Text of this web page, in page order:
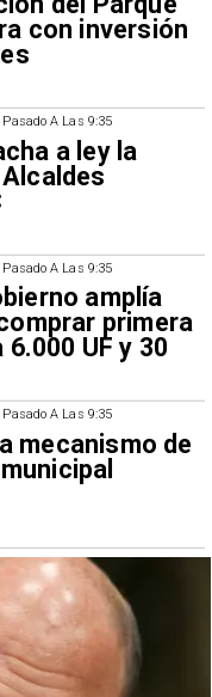
con inversión
A Las 9:35
a ley la
A Las 9:35
amplía
primera
UF y 30
A Las 9:35
mecanismo de